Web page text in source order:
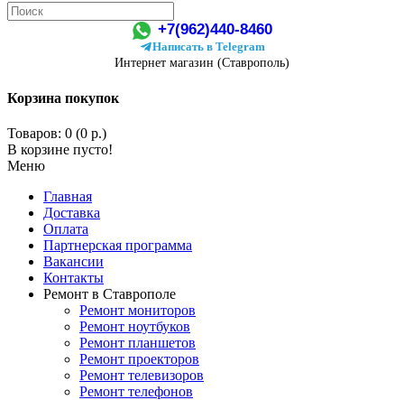
+7(962)440-8460
Написать в Telegram
Интернет магазин (Ставрополь)
Корзина покупок
Товаров: 0 (0 р.)
В корзине пусто!
Меню
Главная
Доставка
Оплата
Партнерская программа
Вакансии
Контакты
Ремонт в Ставрополе
Ремонт мониторов
Ремонт ноутбуков
Ремонт планшетов
Ремонт проекторов
Ремонт телевизоров
Ремонт телефонов